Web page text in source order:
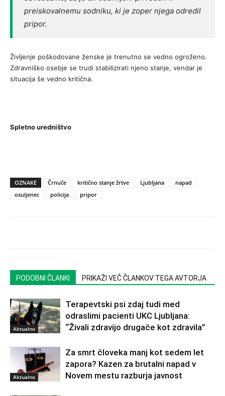
preiskovalnemu sodniku, ki je zoper njega odredil
pripor.
Življenje poškodovane ženske je trenutno se vedno ogroženo.
Zdravniško osebje se trudi stabilizirati njeno stanje, vendar je
situacija še vedno kritična.
Spletno uredništvo
OZNAKE Črnuče kritično stanje žrtve Ljubljana
napad
osuljenec
policija pripor
PODOBNI ČLANKI PRIKAŽI VEČ ČLANKOV TEGA AVTORJA
Aktualno
Terapevtski psi zdaj tudi med
odraslimi pacienti UKC Ljubljana:
“Živali zdravijo drugače kot zdravila”
Aktualno
Za smrt človeka manj kot sedem let
zapora? Kazen za brutalni napad v
Novem mestu razburja javnost